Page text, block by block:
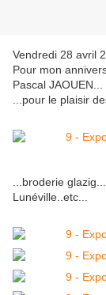
Vendredi 28 avril
Pour mon
Pascal JAOUEN...
...pour le plaisir
...broderie
Lunéville..etc...